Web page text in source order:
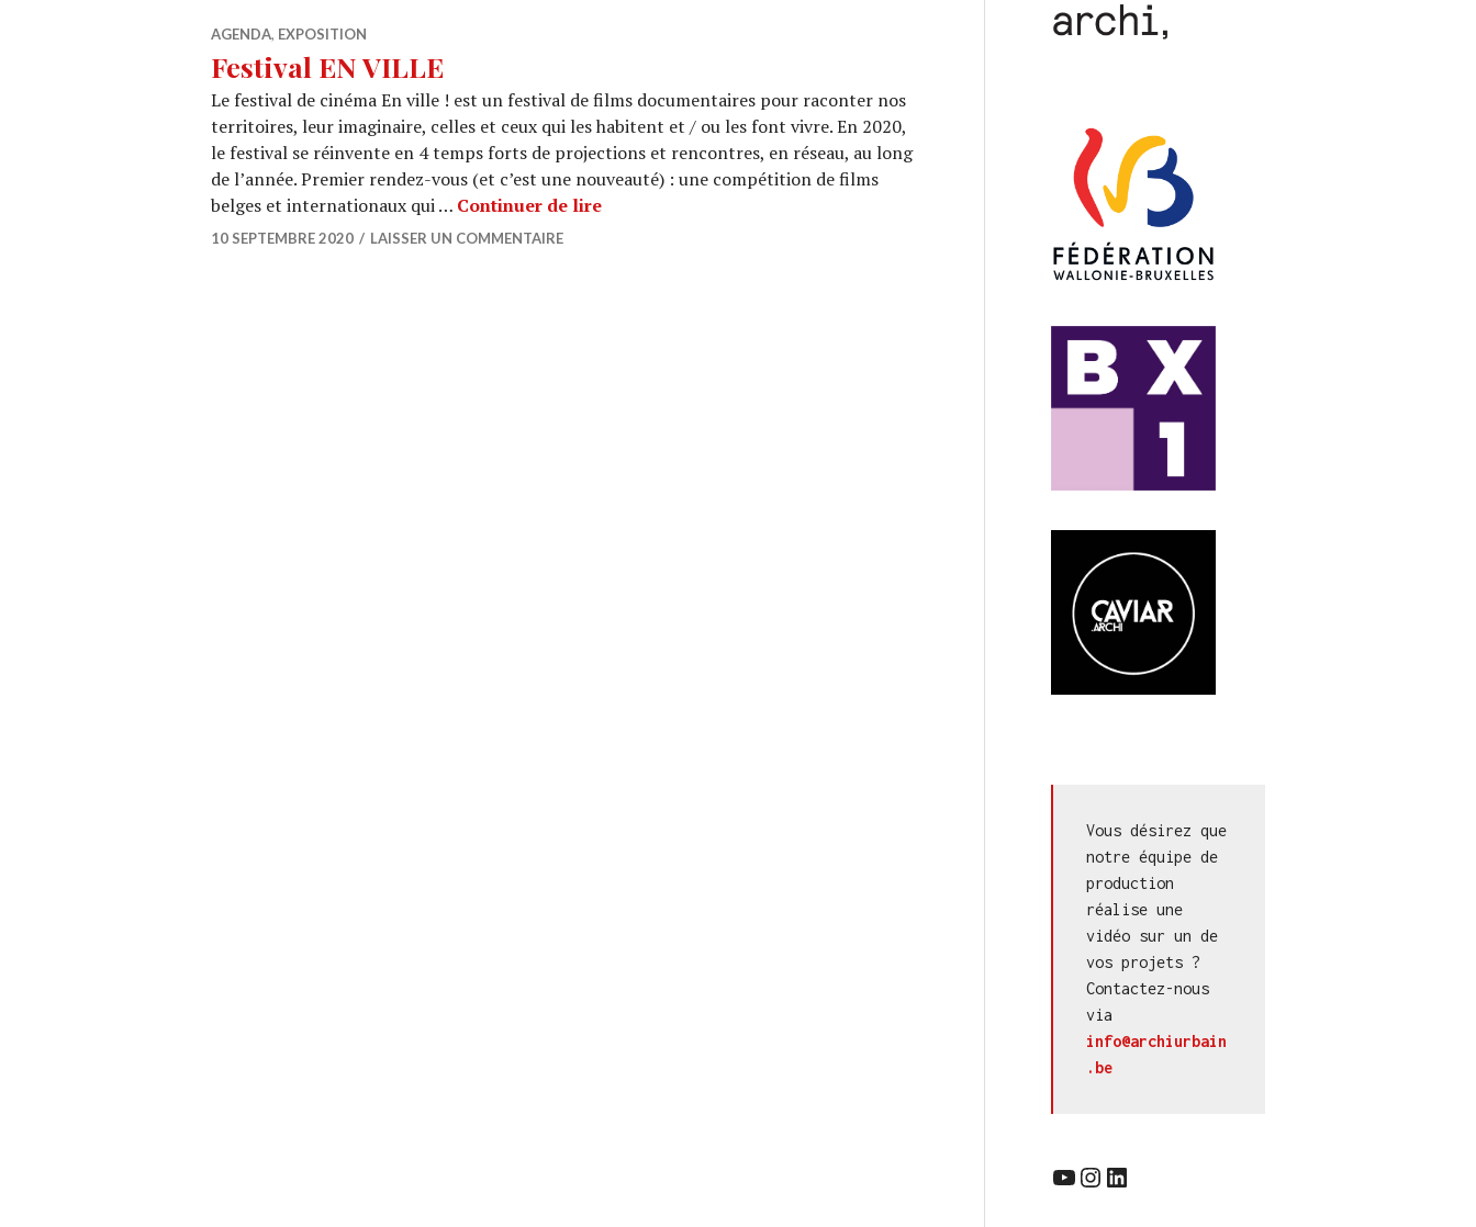
AGENDA, EXPOSITION
Festival EN VILLE
Le festival de cinéma En ville ! est un festival de films documentaires pour raconter nos
territoires, leur imaginaire, celles et ceux qui les habitent et / ou les font vivre. En 2020,
le festival se réinvente en 4 temps forts de projections et rencontres, en réseau, au long
de l’année. Premier rendez-vous (et c’est une nouveauté) : une compétition de films
belges et internationaux qui … Continuer de lireFestival EN VILLE
10 SEPTEMBRE 2020 LAISSER UN COMMENTAIRE
Vous désirez que
notre équipe de
production
réalise une
vidéo sur un de
vos projets ?
Contactez-nous
info@archiurbain
.be
YouTube InstagramLinkedIn